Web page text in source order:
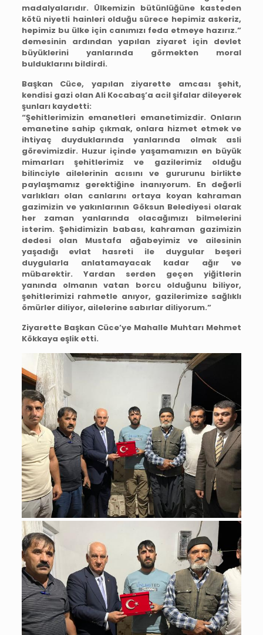
madalyalarıdır. Ülkemizin bütünlüğüne kasteden
kötü niyetli hainleri olduğu sürece hepimiz askeriz,
hepimiz bu ülke için canımızı feda etmeye hazırız.”
demesinin ardından yapılan ziyaret için devlet
büyüklerini yanlarında görmekten moral
bulduklarını bildirdi.
Başkan Cüce, yapılan ziyarette amcası şehit,
kendisi gazi olan Ali Kocabaş’a acil şifalar dileyerek
şunları kaydetti:
“Şehitlerimizin emanetleri emanetimizdir. Onların
emanetine sahip çıkmak, onlara hizmet etmek ve
ihtiyaç duyduklarında yanlarında olmak asli
görevimizdir. Huzur içinde yaşamamızın en büyük
mimarları şehitlerimiz ve gazilerimiz olduğu
bilinciyle ailelerinin acısını ve gururunu birlikte
paylaşmamız gerektiğine inanıyorum. En değerli
varlıkları olan canlarını ortaya koyan kahraman
gazimizin ve yakınlarının Göksun Belediyesi olarak
her zaman yanlarında olacağımızı bilmelerini
isterim. Şehidimizin babası, kahraman gazimizin
dedesi olan Mustafa ağabeyimiz ve ailesinin
yaşadığı evlat hasreti ile duygular beşeri
duygularla anlatamayacak kadar ağır ve
mübarektir. Yardan serden geçen yiğitlerin
yanında olmanın vatan borcu olduğunu biliyor,
şehitlerimizi rahmetle anıyor, gazilerimize sağlıklı
ömürler diliyor, ailelerine sabırlar diliyorum.”
Ziyarette Başkan Cüce’ye Mahalle Muhtarı Mehmet
Kökkaya eşlik etti.